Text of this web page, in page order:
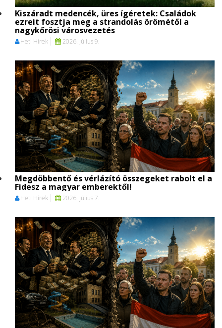
Kiszáradt medencék, üres ígéretek: Családok
ezreit fosztja meg a strandolás örömétől a
nagykőrösi városvezetés
Heti Hírek 2026. július 9.
Megdöbbentő és vérlázító összegeket rabolt el a
Fidesz a magyar emberektől!
Heti Hírek 2026. július 7.